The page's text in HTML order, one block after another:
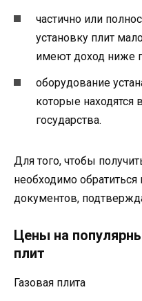
частично или
установку плит
имеют доход ниже
оборудование
которые находятся
государства.
Для того, чтобы
необходимо обратиться
документов,
Цены на
плит
Газовая плита